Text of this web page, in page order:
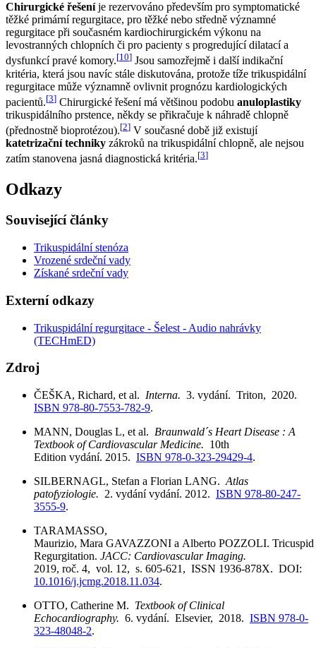
Chirurgické řešeníje rezervováno především pro symptomatické
těžké primární regurgitace, pro těžké nebo středně významné
regurgitace při současném kardiochirurgickém výkonu na
levostranných chlopních či pro pacienty s progredující dilatací a
dysfunkcí pravé komory.[10] Jsou samozřejmě i další indikační
kritéria, která jsou navíc stále diskutována, protože tíže trikuspidální
regurgitace může významně ovlivnit prognózu kardiologických
pacientů.[3] Chirurgické řešení má většinou podobu anuloplastiky
trikuspidálního prstence, někdy se přikračuje k náhradě chlopně
(přednostně bioprotézou).[2] V současné době již existují
katetrizační techniky zákroků na trikuspidální chlopně, ale nejsou
zatím stanovena jasná diagnostická kritéria.[3]
Odkazy
Související články
Trikuspidální stenóza
Vrozené srdeční vady
Získané srdeční vady
Externí odkazy
Trikuspidální regurgitace - Šelest - Audio nahrávky
(TECHmED)
Zdroj
ČEŠKA, Richard, et al. Interna. 3. vydání. Triton, 2020.
ISBN 978-80-7553-782-9.
MANN, Douglas L, et al. Braunwald´s Heart Disease : A
Textbook of Cardiovascular Medicine. 10th
Edition vydání. 2015. ISBN 978-0-323-29429-4.
SILBERNAGL, Stefan a Florian LANG. Atlas
patofyziologie. 2. vydání vydání. 2012. ISBN 978-80-247-
3555-9.
TARAMASSO,
Maurizio, Mara GAVAZZONI a Alberto POZZOLI. Tricuspid
Regurgitation. JACC: Cardiovascular Imaging.
2019, roč. 4, vol. 12, s. 605-621, ISSN 1936-878X. DOI:
10.1016/j.jcmg.2018.11.034.
OTTO, Catherine M. Textbook of Clinical
Echocardiography. 6. vydání. Elsevier, 2018. ISBN 978-0-
323-48048-2.